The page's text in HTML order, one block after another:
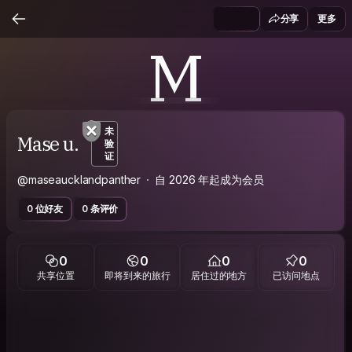
分享 更多
M
Mase u.
未
验
证
@maseaucklandpanther 自 2026 年起成为会员
0 位好友 0 条评价
0
共享位置
0
即将到来的旅行
0
居住过的地方
0
已访问地点